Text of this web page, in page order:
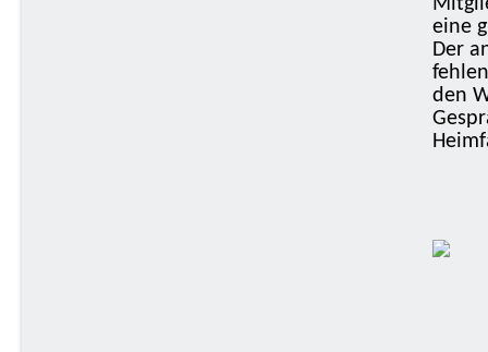
eine
Der
den